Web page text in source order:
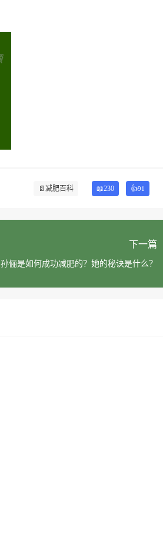
📄 减肥百科 📖230 👍91
下一篇
孙俪是如何成功减肥的？她的秘诀是什么？